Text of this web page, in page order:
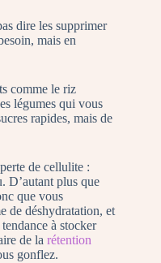
dire les supprimer
mais en
comme le riz
légumes qui vous
rapides, mais de
de cellulite :
D’autant plus que
que vous
de déshydratation, et
à stocker
de la rétention
gonflez.